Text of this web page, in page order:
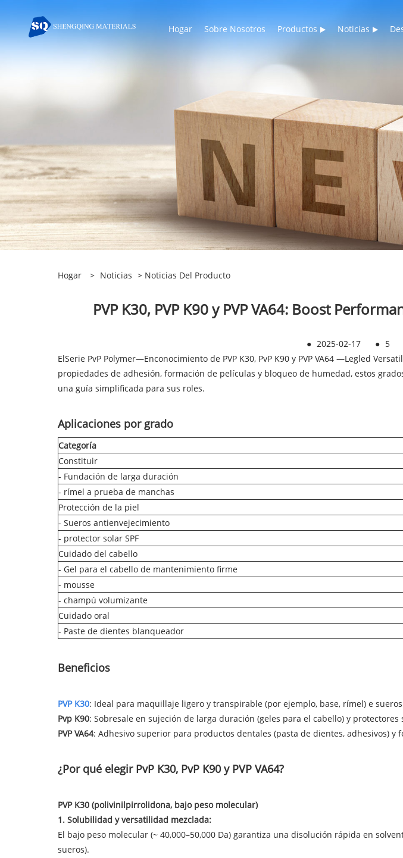
Hogar Sobre Nosotros Productos Noticias
Hogar > Noticias > Noticias Del Producto
PVP K30, PVP K90 y PVP VA64: Boost
● 2025-02-17 ● 5
ElSerie PvP Polymer—Enconocimiento de PVP K30, PvP K90 y PVP VA64 —Legled
propiedades de adhesión, formación de películas y bloqueo de humedad, estos
una guía simplificada para sus roles.
Aplicaciones por grado
Categoría
Constituir
- Fundación de larga duración
- rímel a prueba de manchas
Protección de la piel
- Sueros antienvejecimiento
- protector solar SPF
Cuidado del cabello
- Gel para el cabello de mantenimiento firme
- mousse
- champú volumizante
Cuidado oral
- Paste de dientes blanqueador
Beneficios
PVP K30: Ideal para maquillaje ligero y transpirable (por ejemplo, base, rímel) e
Pvp K90: Sobresale en sujeción de larga duración (geles para el cabello) y
PVP VA64: Adhesivo superior para productos dentales (pasta de dientes, adhesivos) y
¿Por qué elegir PvP K30, PvP K90 y PVP VA64?
PVP K30 (polivinilpirrolidona, bajo peso molecular)
1. Solubilidad y versatilidad mezclada:
El bajo peso molecular (~ 40,000–50,000 Da) garantiza una disolución rápida en
sueros).